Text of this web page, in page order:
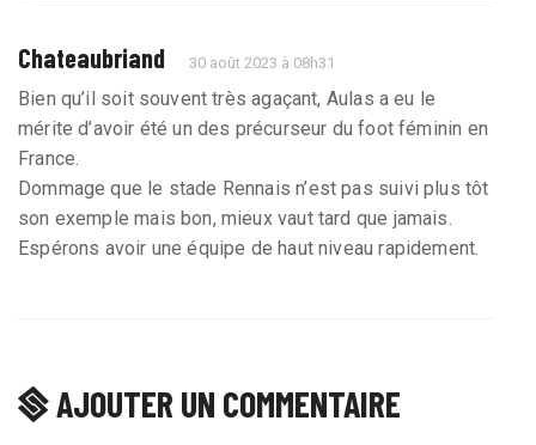
Chateaubriand 30 août 2023 à 08h31
Bien qu’il soit souvent très agaçant, Aulas a eu le
mérite d’avoir été un des précurseur du foot féminin en
France.
Dommage que le stade Rennais n’est pas suivi plus tôt
son exemple mais bon, mieux vaut tard que jamais.
Espérons avoir une équipe de haut niveau rapidement.
AJOUTER UN COMMENTAIRE